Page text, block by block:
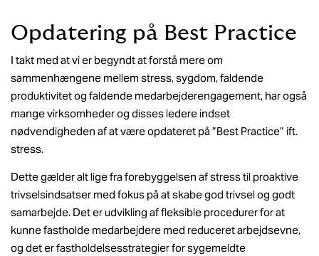
Opdatering på Best Practice
I takt med at vi er begyndt at forstå mere om
sammenhængene mellem stress, sygdom, faldende
produktivitet og faldende medarbejderengagement, har også
mange virksomheder og disses ledere indset
nødvendigheden af at være opdateret på ”Best Practice” ift.
stress.
Dette gælder alt lige fra forebyggelsen af stress til proaktive
trivselsindsatser med fokus på at skabe god trivsel og godt
samarbejde. Det er udvikling af fleksible procedurer for at
kunne fastholde medarbejdere med reduceret arbejdsevne,
og det er fastholdelsesstrategier for sygemeldte